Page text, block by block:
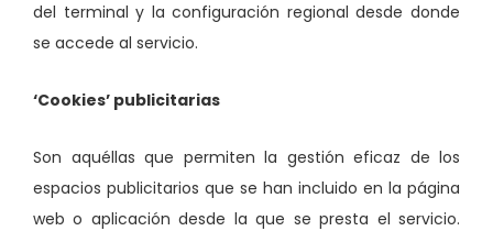
del terminal y la configuración regional desde donde
se accede al servicio.
‘Cookies’ publicitarias
Son aquéllas que permiten la gestión eficaz de los
espacios publicitarios que se han incluido en la página
web o aplicación desde la que se presta el servicio.